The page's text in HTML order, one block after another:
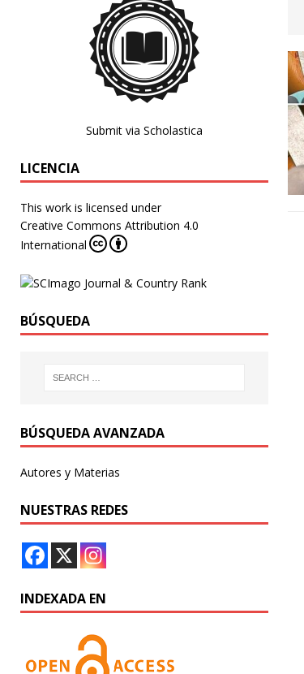
Submit via Scholastica
LICENCIA
This work is licensed under
Creative Commons Attribution 4.0
International
BÚSQUEDA
BÚSQUEDA AVANZADA
Autores y Materias
NUESTRAS REDES
INDEXADA EN